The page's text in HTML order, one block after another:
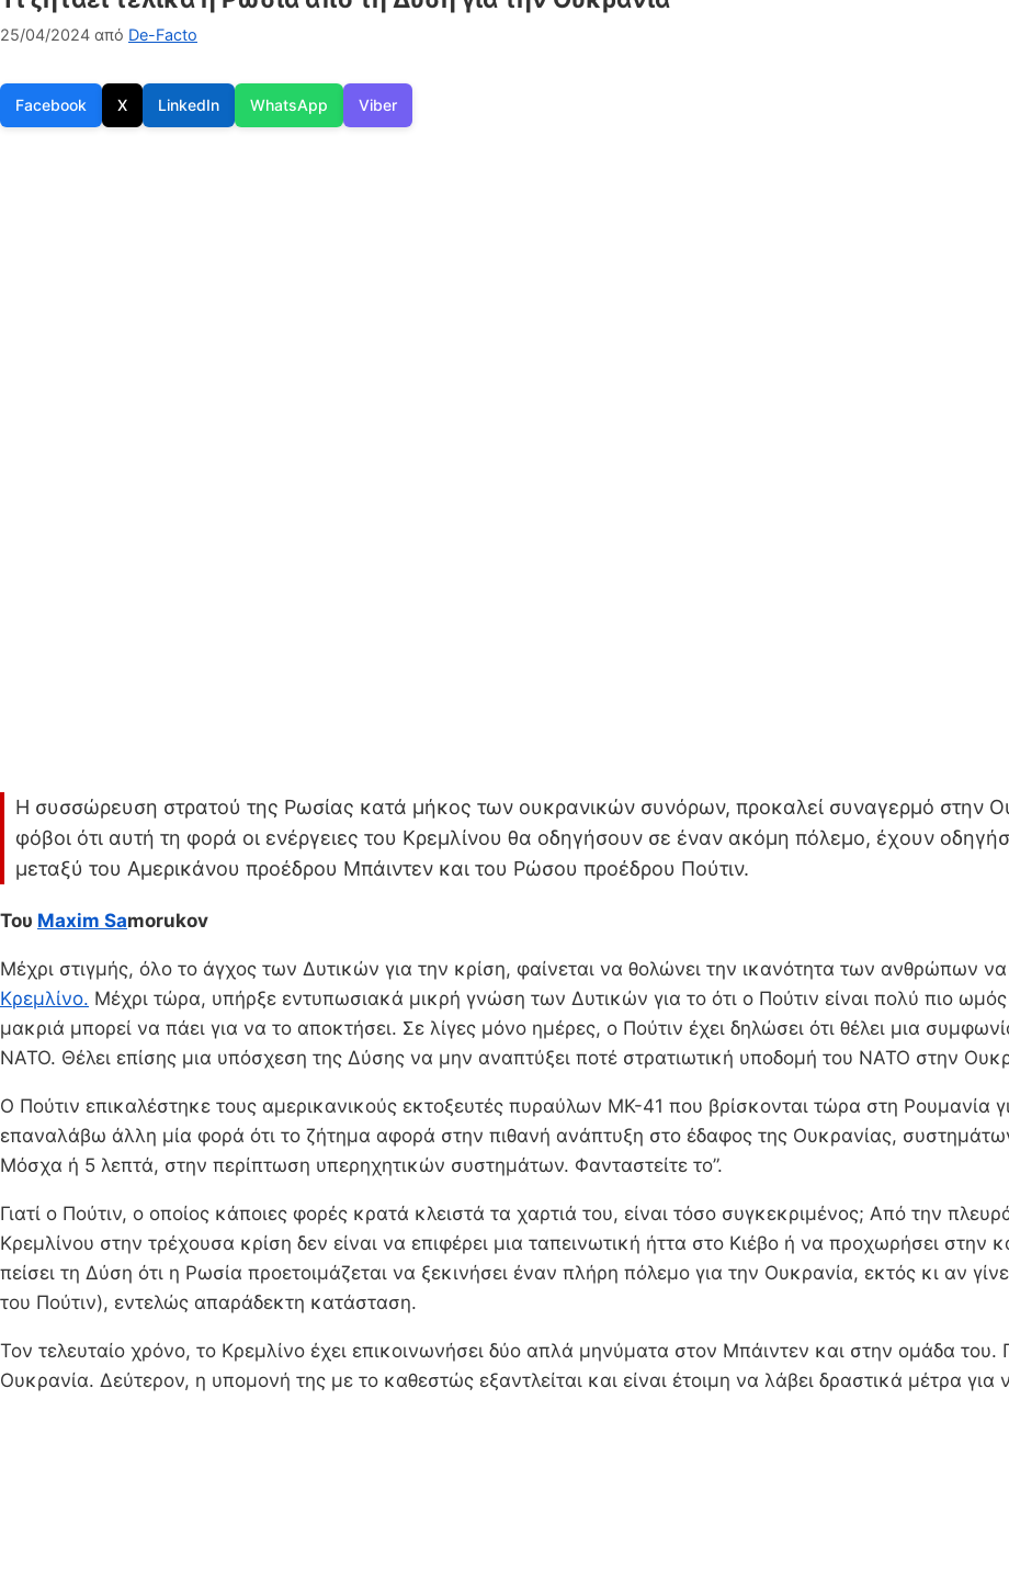
25/04/2024 από De-Facto
Facebook X LinkedIn WhatsApp Viber
Η συσσώρευση στρατού της Ρωσίας κατά μήκος των ουκρανικών συνόρων, προκαλεί συναγερμό στην
φόβοι ότι αυτή τη φορά οι ενέργειες του Κρεμλίνου θα οδηγήσουν σε έναν ακόμη πόλεμο, έχουν
μεταξύ του Αμερικάνου προέδρου Μπάιντεν και του Ρώσου προέδρου Πούτιν.
Του Maxim Samorukov
Μέχρι στιγμής, όλο το άγχος των Δυτικών για την κρίση, φαίνεται να θολώνει την ικανότητα των ανθρώπων να
Κρεμλίνο. Μέχρι τώρα, υπήρξε εντυπωσιακά μικρή γνώση των Δυτικών για το ότι ο Πούτιν είναι πολύ πιο
μακριά μπορεί να πάει για να το αποκτήσει. Σε λίγες μόνο ημέρες, ο Πούτιν έχει δηλώσει ότι θέλει μια
ΝΑΤΟ. Θέλει επίσης μια υπόσχεση της Δύσης να μην αναπτύξει ποτέ στρατιωτική υποδομή του ΝΑΤΟ στην
Ο Πούτιν επικαλέστηκε τους αμερικανικούς εκτοξευτές πυραύλων ΜΚ-41 που βρίσκονται τώρα στη Ρουμανία
επαναλάβω άλλη μία φορά ότι το ζήτημα αφορά στην πιθανή ανάπτυξη στο έδαφος της Ουκρανίας,
Μόσχα ή 5 λεπτά, στην περίπτωση υπερηχητικών συστημάτων. Φανταστείτε το”.
Γιατί ο Πούτιν, ο οποίος κάποιες φορές κρατά κλειστά τα χαρτιά του, είναι τόσο συγκεκριμένος; Από την
Κρεμλίνου στην τρέχουσα κρίση δεν είναι να επιφέρει μια ταπεινωτική ήττα στο Κιέβο ή να προχωρήσει
πείσει τη Δύση ότι η Ρωσία προετοιμάζεται να ξεκινήσει έναν πλήρη πόλεμο για την Ουκρανία, εκτός κι αν
του Πούτιν), εντελώς απαράδεκτη κατάσταση.
Τον τελευταίο χρόνο, το Κρεμλίνο έχει επικοινωνήσει δύο απλά μηνύματα στον Μπάιντεν και στην ομάδα
Ουκρανία. Δεύτερον, η υπομονή της με το καθεστώς εξαντλείται και είναι έτοιμη να λάβει δραστικά μέτρα